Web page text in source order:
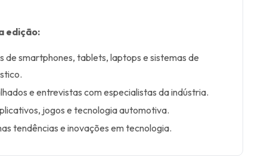
edição:
de smartphones, tablets, laptops e sistemas de
e entrevistas com especialistas da indústria.
jogos e tecnologia automotiva.
tendências e inovações em tecnologia.